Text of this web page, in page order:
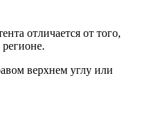
отличается от того,
верхнем углу или